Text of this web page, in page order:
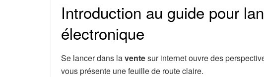
Introduction au guide pour
électronique
Se lancer dans laventesur internet ouvre des
vous présente une feuille de route claire.